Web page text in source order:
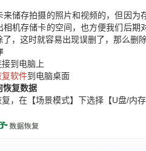
来储存拍摄的照片和视频的，但因为
相机存储卡的空间，也方便我们后
了，这时就容易出现误删了，那么删
到电脑上
软件到电脑桌面
恢复数据
，在【场景模式】下选择【U盘/内